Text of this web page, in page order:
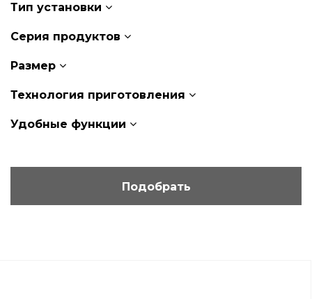
Тип установки
Серия продуктов
Размер
Технология приготовления
Удобные функции